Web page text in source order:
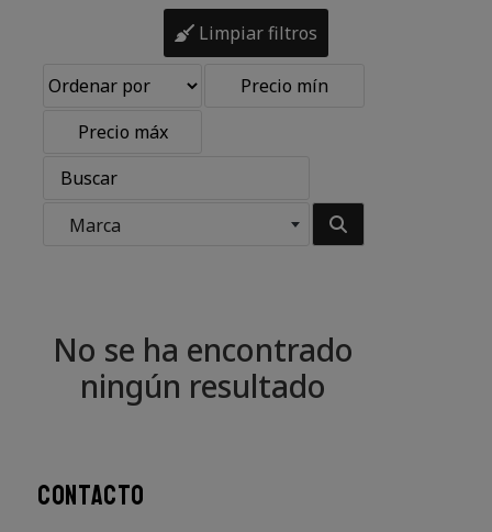
Limpiar filtros
Marca
No se ha encontrado
ningún resultado
CONTACTO